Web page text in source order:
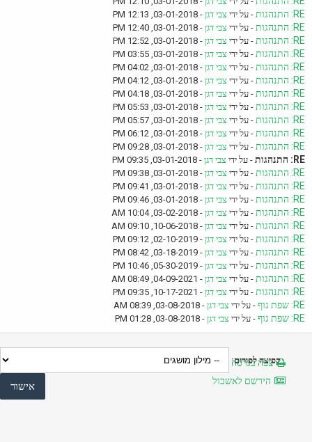
RE: התנהגות - על ידי צבי דגן - 03-01-2018, 12:13 PM
RE: התנהגות - על ידי צבי דגן - 03-01-2018, 12:40 PM
RE: התנהגות - על ידי צבי דגן - 03-01-2018, 12:52 PM
RE: התנהגות - על ידי צבי דגן - 03-01-2018, 03:55 PM
RE: התנהגות - על ידי צבי דגן - 03-01-2018, 04:02 PM
RE: התנהגות - על ידי צבי דגן - 03-01-2018, 04:12 PM
RE: התנהגות - על ידי צבי דגן - 03-01-2018, 04:18 PM
RE: התנהגות - על ידי צבי דגן - 03-01-2018, 05:53 PM
RE: התנהגות - על ידי צבי דגן - 03-01-2018, 05:57 PM
RE: התנהגות - על ידי צבי דגן - 03-01-2018, 06:12 PM
RE: התנהגות - על ידי צבי דגן - 03-01-2018, 09:28 PM
RE: התנהגות - על ידי צבי דגן - 03-01-2018, 09:35 PM
RE: התנהגות - על ידי צבי דגן - 03-01-2018, 09:38 PM
RE: התנהגות - על ידי צבי דגן - 03-01-2018, 09:41 PM
RE: התנהגות - על ידי צבי דגן - 03-01-2018, 09:46 PM
RE: התנהגות - על ידי צבי דגן - 03-02-2018, 10:04 AM
RE: התנהגות - על ידי צבי דגן - 10-06-2018, 09:10 AM
RE: התנהגות - על ידי צבי דגן - 02-10-2019, 09:12 PM
RE: התנהגות - על ידי צבי דגן - 03-18-2019, 08:42 PM
RE: התנהגות - על ידי צבי דגן - 05-30-2019, 10:46 PM
RE: התנהגות - על ידי צבי דגן - 04-09-2021, 08:49 AM
RE: התנהגות - על ידי צבי דגן - 10-17-2021, 09:35 PM
RE: שפת גוף - על ידי צבי דגן - 03-08-2018, 08:39 AM
RE: שפת גוף - על ידי צבי דגן - 03-08-2018, 01:28 PM
צפה בגרסה מותאמת להדפסה
הירשם לאשכול
קפיצה לפורום: